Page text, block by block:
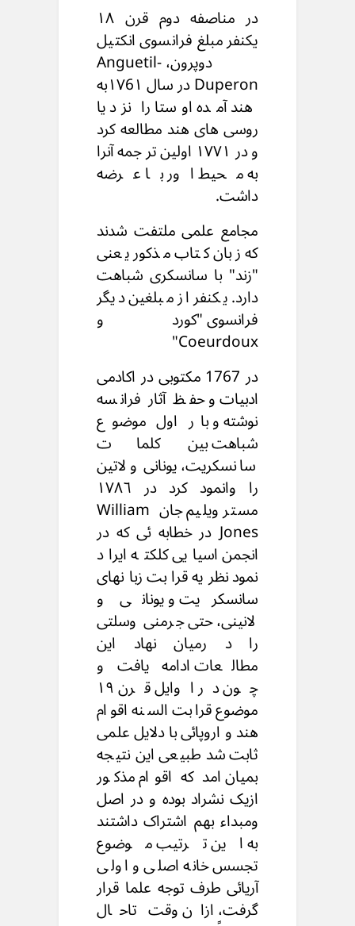
در مناصفه دوم قرن ۱۸
یکنفر مبلغ فرانسوی انکتیل
دوپرون، Anguetil-
Duperon در سال ۱۷6۱به
هند آمده اوستا را نزد یا
روسی های هند مطالعه کرد
و در ۱۷۷۱ اولین تر جمه آنرا
به محیط اور با عرضه
داشت.
مجامع علمی ملتفت شدند
که زبان کتاب مذکور یعنی
"زند" با سانسکری شباهت
دارد. یکنفر از مبلغین دیگر
فرانسوی "کوردو
Coeurdoux"
در 1767 مکتوبی در اکادمی
ادبیات و حفظ آثار فرانسه
نوشته و بار اول موضوع
شباهت بین کلمات
سانسکریت، یونانی و لاتین
را وانمود کرد در ١٧٨٦
مستر ویلیم جان William
Jones در خطابه ئی که در
انجمن اسیایی کلکته ایراد
نمود نظریه قرابت زبانهای
سانسکریت و یونانی و
لانینی، حتى جرمنی وسلتی
را د رمیان نهاد این
مطالعات ادامه یافت و
چون در اوایل قرن ۱۹
موضوع قرابت السنه اقوام
هند و اروپائی با دلایل علمی
ثابت شد طبیعی این نتیجه
بمیان امد که اقوام مذکور
ازیک نشراد بوده و در اصل
ومبداء بهم اشتراک داشتند
به این ترتیب موضوع
تجسس خانه اصلی و اولی
آریائی طرف توجه علما قرار
گرفت، ازان وقت تاحال